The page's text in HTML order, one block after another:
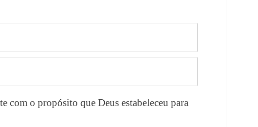
com o propósito que Deus estabeleceu para